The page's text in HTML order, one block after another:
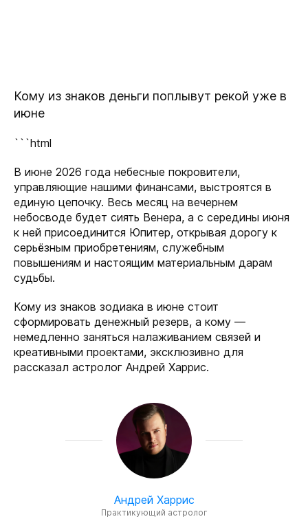
Кому из знаков деньги поплывут рекой уже в
июне
```html
В июне 2026 года небесные покровители,
управляющие нашими финансами, выстроятся в
единую цепочку. Весь месяц на вечернем
небосводе будет сиять Венера, а с середины июня
к ней присоединится Юпитер, открывая дорогу к
серьёзным приобретениям, служебным
повышениям и настоящим материальным дарам
судьбы.
Кому из знаков зодиака в июне стоит
сформировать денежный резерв, а кому —
немедленно заняться налаживанием связей и
креативными проектами, эксклюзивно для
рассказал астролог Андрей Харрис.
Андрей Харрис
Практикующий астролог